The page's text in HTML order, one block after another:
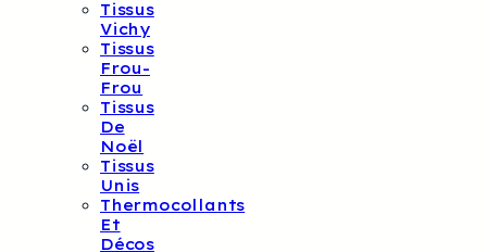
Tissus
Vichy
Tissus
Frou-
Frou
Tissus
De
Noël
Tissus
Unis
Thermocollants
Et
Décos